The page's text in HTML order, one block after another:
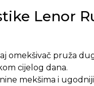
Lenor
omekšivač pruža
cijelog dana.
mekšima i